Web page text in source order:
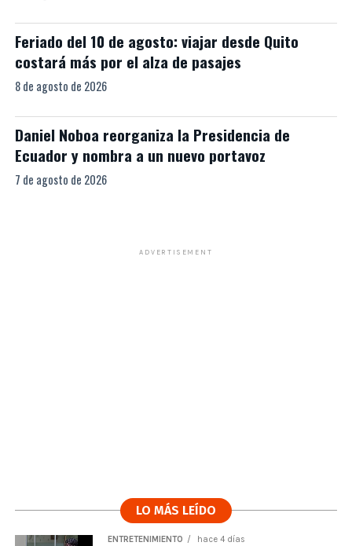
Feriado del 10 de agosto: viajar desde Quito
costará más por el alza de pasajes
8 de agosto de 2026
Daniel Noboa reorganiza la Presidencia de
Ecuador y nombra a un nuevo portavoz
7 de agosto de 2026
ADVERTISEMENT
LO MÁS LEÍDO
ENTRETENIMIENTO hace 4 días